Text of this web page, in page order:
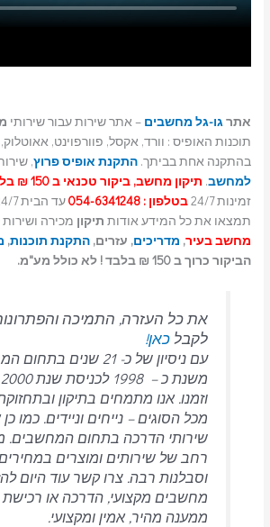
אתרגו-גל מחשבים – אתר שירות עבור שירותי
תוכנות האופיס : וורד, אקסל, פוורפוינט,
בהתקנה אחת בביתך.התקנת אופיס פרוץ,
למחשב. תיקון מחשב, ביקור טכנאי ב 150 ₪ בלבד.
זמינות 24/7
בטלפון : 054-6341248
תמצאו את כל המידע אודות תיקון מכירה ושירות
מחשב בעיר, מדריכים, עזרים,התקנת תוכנות,
הביקור כרוך ב 150 ₪ בלבד ! לא כולל מע"מ.
את כל העזרה, התמיכה
לקבל כאן!
עם ניסיון של כ- 21 שנים
וזמנו. אנו מתמחים בתיקון
מכל הסוגים – נייחים וניידים. כמו
שירותי הדרכה בתחום המחשבים.
רחב של שירותים ומוצרים במחירים
וסבלנות רבה. צרו קשר עוד היום
מחשבים מקצועי, הדרכה או רכישת
ממענה מהיר, אמין ומקצועי.